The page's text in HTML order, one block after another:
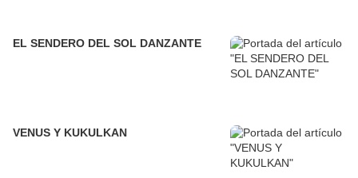
EL SENDERO DEL SOL DANZANTE
VENUS Y KUKULKAN